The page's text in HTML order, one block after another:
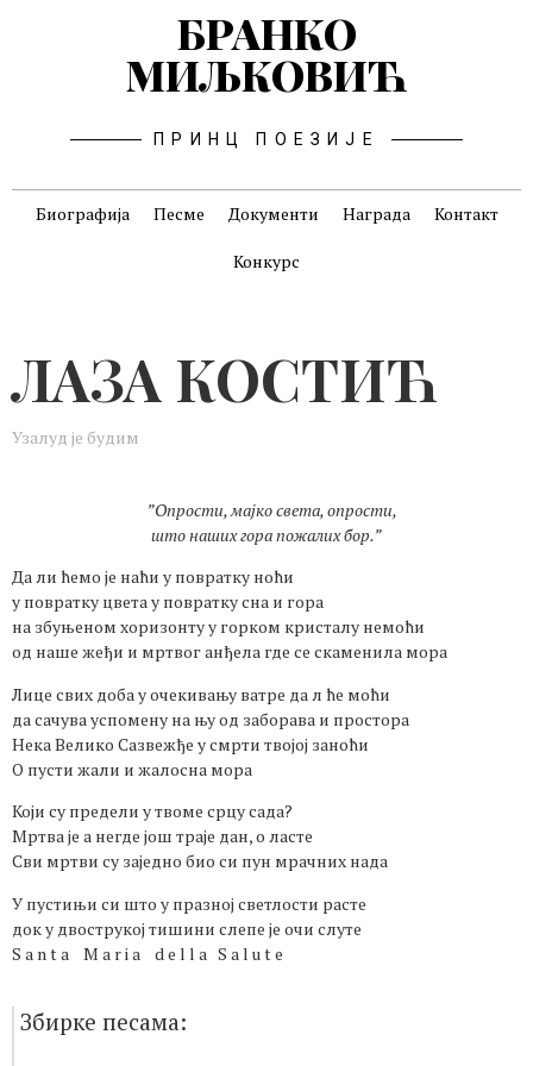
БРАНКО
МИЉКОВИЋ
ПРИНЦ ПОЕЗИЈЕ
Биографија Песме Документи Награда Контакт
Конкурс
ЛАЗА КОСТИЋ
Узалуд је будим
”Опрости, мајко света, опрости,
што наших гора пожалих бор.”
Да ли ћемо је наћи у повратку ноћи
у повратку цвета у повратку сна и гора
на збуњеном хоризонту у горком кристалу немоћи
од наше жеђи и мртвог анђела где се скаменила мора
Лице свих доба у очекивању ватре да л ће моћи
да сачува успомену на њу од заборава и простора
Нека Велико Сазвежђе у смрти твојој заноћи
О пусти жали и жалосна мора
Који су предели у твоме срцу сада?
Мртва је а негде још траје дан, о ласте
Сви мртви су заједно био си пун мрачних нада
У пустињи си што у празној светлости расте
док у двострукој тишини слепе је очи слуте
S a n t a M a r i a d e l l a S a l u t e
Збирке песама: